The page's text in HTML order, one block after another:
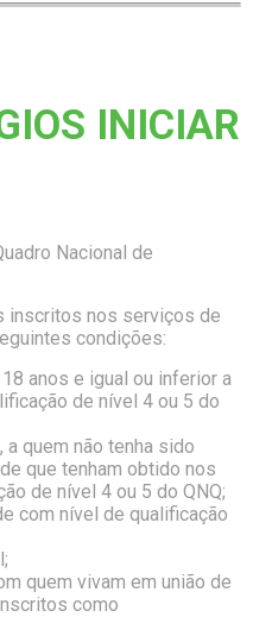
INICIAR
Nacional de
inscritos nos serviços de
condições:
anos e igual ou inferior a
de nível 4 ou 5 do
quem não tenha sido
que tenham obtido nos
de nível 4 ou 5 do QNQ;
com nível de qualificação
quem vivam em união de
como